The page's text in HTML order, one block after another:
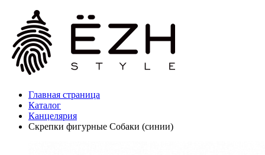
Главная страница
Каталог
Канцелярия
Скрепки фигурные Собаки (синии)